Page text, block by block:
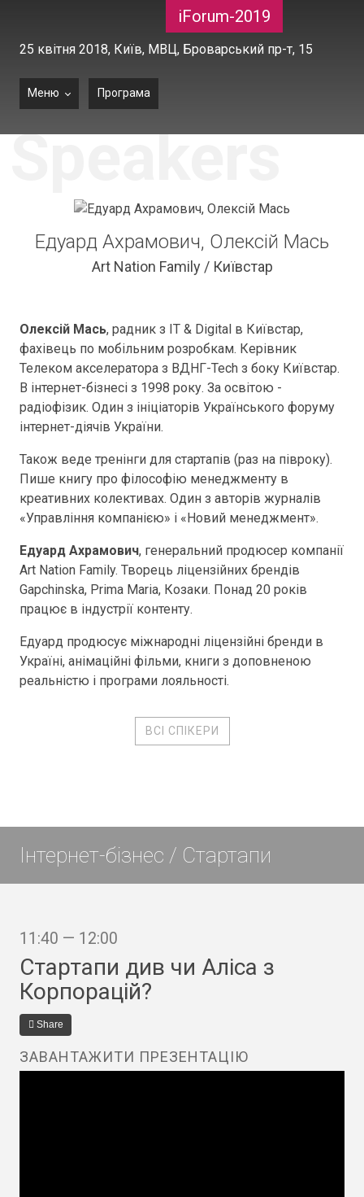
iForum-2019
25 квітня 2018, Київ, МВЦ, Броварський пр-т, 15
Меню Програма
Speakers
Едуард Ахрамович, Олексій Мась
Art Nation Family / Київстар
Олексій Мась, радник з IT & Digital в Київстар,
фахівець по мобільним розробкам. Керівник
Телеком акселератора з ВДНГ-Tech з боку Київстар.
В інтернет-бізнесі з 1998 року. За освітою -
радіофізик. Один з ініціаторів Українського форуму
інтернет-діячів України.
Також веде тренінги для стартапів (раз на півроку).
Пише книгу про філософію менеджменту в
креативних колективах. Один з авторів журналів
«Управління компанією» і «Новий менеджмент».
Едуард Ахрамович, генеральний продюсер компанії
Art Nation Family. Творець ліцензійних брендів
Gapchinska, Prima Maria, Козаки. Понад 20 років
працює в індустрії контенту.
Едуард продюсує міжнародні ліцензійні бренди в
Україні, анімаційні фільми, книги з доповненою
реальністю і програми лояльності.
ВСІ СПІКЕРИ
Інтернет-бізнес / Стартапи
11:40 — 12:00
Стартапи див чи Аліса з
Корпорацій?
Share
ЗАВАНТАЖИТИ ПРЕЗЕНТАЦІЮ